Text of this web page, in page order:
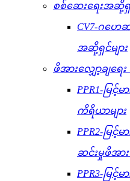
စစ်ဆေးရေးအဆို့ရှ
CV7-ဂဟေ
အဆို့ရှင်များ
ဖိအားလျှော့ချရေ
PPR1-မြ
ကိရိယာများ
PPR2-မြင့်
ဆင်းမှုဖိအာ
PPR3-မြင့်